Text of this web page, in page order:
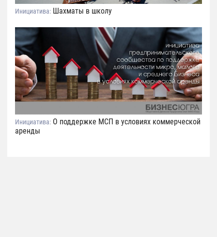
Инициатива: Шахматы в школу
Инициатива: О поддержке МСП в условиях коммерческой
аренды